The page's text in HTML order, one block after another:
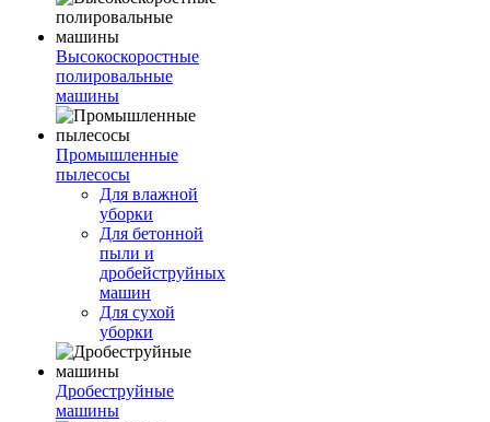
Высокоскоростные
полировальные
машины
Промышленные
пылесосы
Для влажной
уборки
Для бетонной
пыли и
дробейструйных
машин
Для сухой
уборки
Дробеструйные
машины